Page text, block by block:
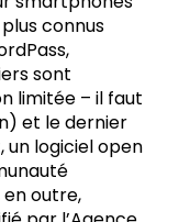
connus
sont
limitée – il faut
et le dernier
un logiciel open
outre,